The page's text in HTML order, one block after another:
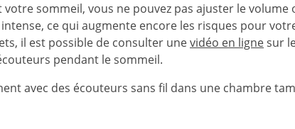
sommeil, vous ne pouvez pas ajuster le volume
ce qui augmente encore les risques pour
il est possible de consulter unevidéo en lignesur
pendant le sommeil.